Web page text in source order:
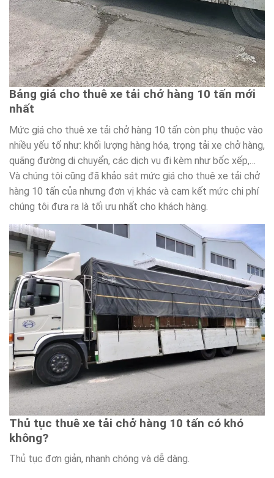
Bảng giá cho thuê xe tải chở hàng 10 tấn mới
nhất
Mức giá cho thuê xe tải chở hàng 10 tấn còn phụ thuộc vào
nhiều yếu tố như: khối lượng hàng hóa, trọng tải xe chở hàng,
quãng đường di chuyển, các dịch vụ đi kèm như bốc xếp,…
Và chúng tôi cũng đã khảo sát mức giá cho thuê xe tải chở
hàng 10 tấn của nhưng đơn vị khác và cam kết mức chi phí
chúng tôi đưa ra là tối ưu nhất cho khách hàng.
Thủ tục thuê xe tải chở hàng 10 tấn có khó
không?
Thủ tục đơn giản, nhanh chóng và dễ dàng.